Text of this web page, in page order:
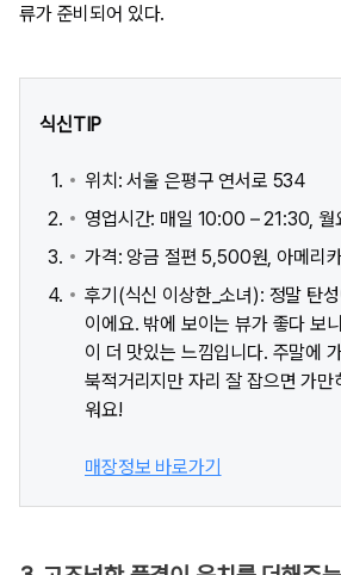
류가 준비되어 있다.
식신TIP
위치: 서울 은평구 연서로 534
영업시간: 매일 10:00 – 21:30, 월
가격: 앙금 절편 5,500원, 아메리
후기(식신 이상한_소녀): 정말 탄
이에요. 밖에 보이는 뷰가 좋다 보
이 더 맛있는 느낌입니다. 주말에
북적거리지만 자리 잘 잡으면 가만
워요!
매장정보 바로가기